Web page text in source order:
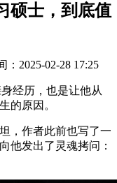
硕士，到底值
：2025-02-28 17:25
经历，也是让他从
的原因。
作者此前也写了一
他发出了灵魂拷问：